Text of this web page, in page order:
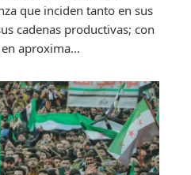
que inciden tanto en sus
cadenas productivas; con
aproxima...